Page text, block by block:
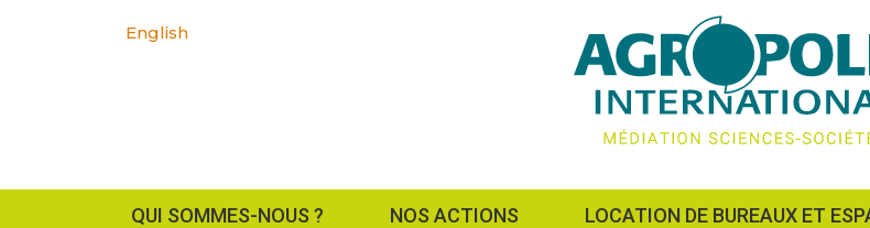
English
QUI SOMMES-NOUS ? NOS ACTIONS LOCATION DE BUREAUX ET